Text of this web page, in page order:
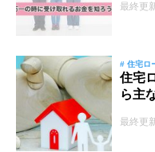
住宅ローンご相談店舗一覧
セミナー情報
最終更
# 住宅ロ
住宅
ら主
最終更